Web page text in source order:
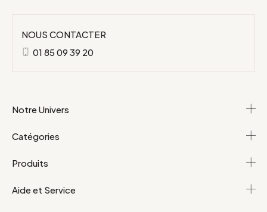
NOUS CONTACTER
01 85 09 39 20
Notre Univers
Catégories
Produits
Aide et Service